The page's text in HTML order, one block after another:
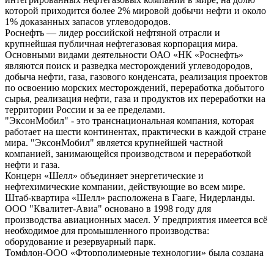
которой приходится более 2% мировой добычи нефти и около
1% доказанных запасов углеводородов.
Роснефть — лидер российской нефтяной отрасли и
крупнейшая публичная нефтегазовая корпорация мира.
Основными видами деятельности ОАО «НК «Роснефть»
являются поиск и разведка месторождений углеводородов,
добыча нефти, газа, газового конденсата, реализация проектов
по освоению морских месторождений, переработка добытого
сырья, реализация нефти, газа и продуктов их переработки на
территории России и за ее пределами.
"ЭксонМобил" - это транснациональная компания, которая
работает на шести континентах, практически в каждой стране
мира. "ЭксонМобил" является крупнейшей частной
компанией, занимающейся производством и переработкой
нефти и газа.
Концерн «Шелл» объединяет энергетические и
нефтехимические компании, действующие во всем мире.
Штаб-квартира «Шелл» расположена в Гааге, Нидерланды.
ООО "Квалитет-Авиа" основано в 1998 году для
производства авиационных масел. У предприятия имеется всё
необходимое для промышленного производства:
оборудование и резервуарный парк.
Томфлон-ООО «Фторполимерные технологии» была создана